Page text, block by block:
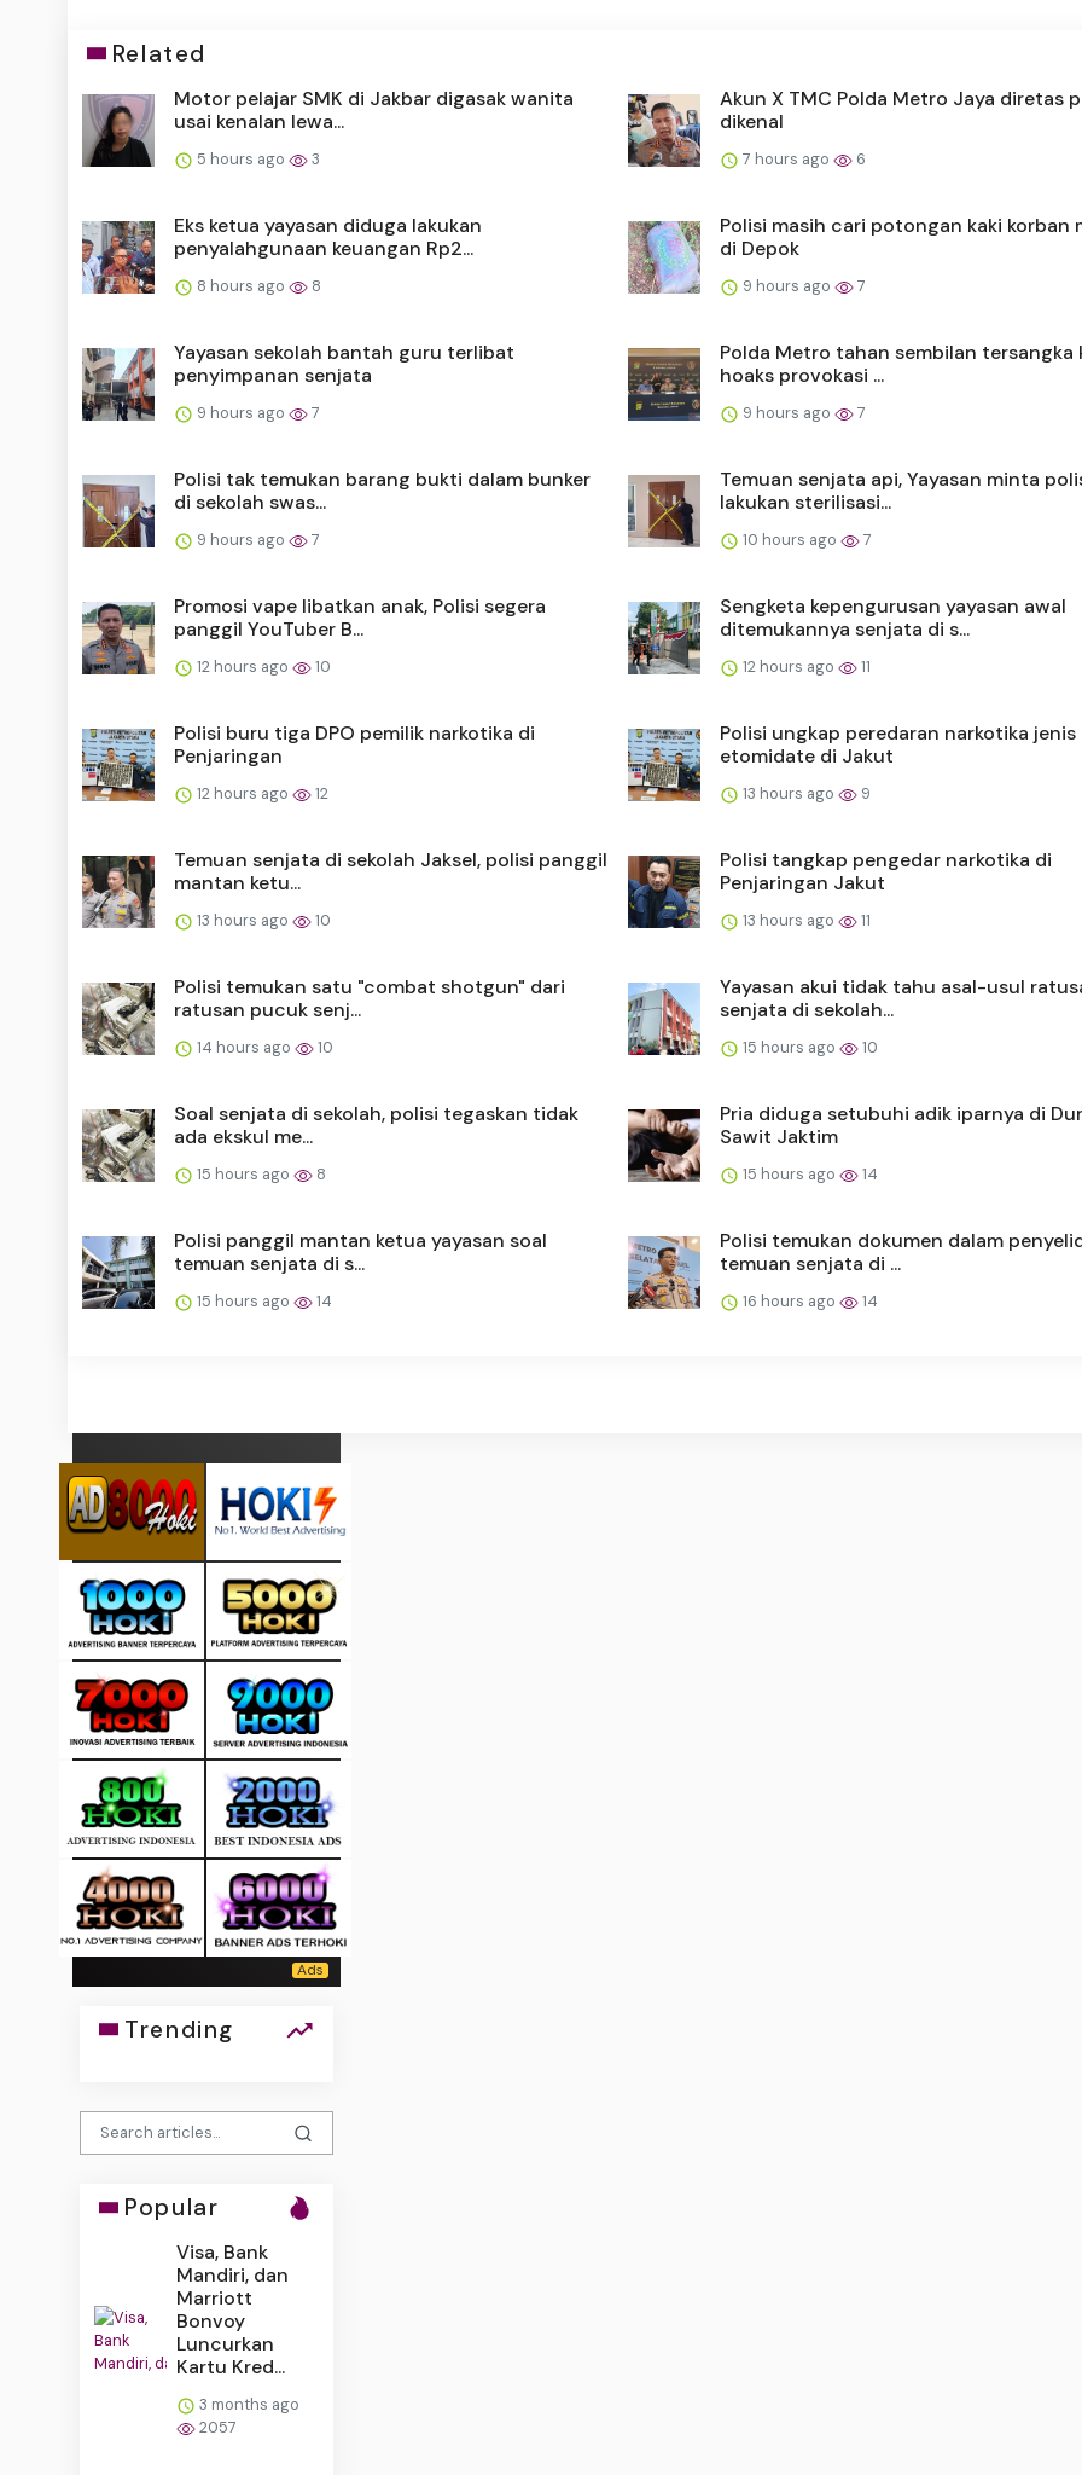
Related
Motor pelajar SMK di Jakbar digasak wanita
usai kenalan lewa...
5 hours ago 3
Akun X TMC Polda Metro Jaya diretas
dikenal
7 hours ago 6
Eks ketua yayasan diduga lakukan
penyalahgunaan keuangan Rp2...
8 hours ago 8
Polisi masih cari potongan kaki korban
di Depok
9 hours ago 7
Yayasan sekolah bantah guru terlibat
penyimpanan senjata
9 hours ago 7
Polda Metro tahan sembilan tersangka
hoaks provokasi ...
9 hours ago 7
Polisi tak temukan barang bukti dalam bunker
di sekolah swas...
9 hours ago 7
Temuan senjata api, Yayasan minta
lakukan sterilisasi...
10 hours ago 7
Promosi vape libatkan anak, Polisi segera
panggil YouTuber B...
12 hours ago 10
Sengketa kepengurusan yayasan awal
ditemukannya senjata di s...
12 hours ago 11
Polisi buru tiga DPO pemilik narkotika di
Penjaringan
12 hours ago 12
Polisi ungkap peredaran narkotika jenis
etomidate di Jakut
13 hours ago 9
Temuan senjata di sekolah Jaksel, polisi panggil
mantan ketu...
13 hours ago 10
Polisi tangkap pengedar narkotika di
Penjaringan Jakut
13 hours ago 11
Polisi temukan satu "combat shotgun" dari
ratusan pucuk senj...
14 hours ago 10
Yayasan akui tidak tahu asal-usul
senjata di sekolah...
15 hours ago 10
Soal senjata di sekolah, polisi tegaskan tidak
ada ekskul me...
15 hours ago 8
Pria diduga setubuhi adik iparnya di
Sawit Jaktim
15 hours ago 14
Polisi panggil mantan ketua yayasan soal
temuan senjata di s...
15 hours ago 14
Polisi temukan dokumen dalam
temuan senjata di ...
16 hours ago 14
Trending
Popular
Visa, Bank
Mandiri, dan
Marriott
Bonvoy
Luncurkan
Kartu Kred...
3 months ago
2057